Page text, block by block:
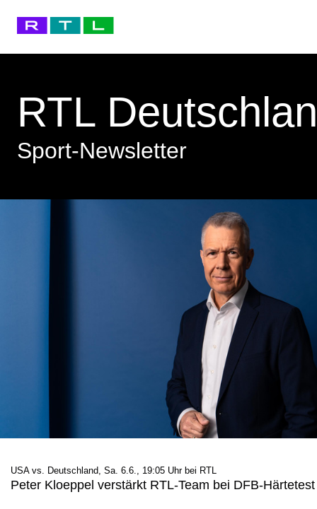
RTL
Sport-Newsletter
USA vs. Deutschland, Sa. 6.6., 19:05 Uhr bei RTL
Peter Kloeppel verstärkt RTL-Team bei DFB-